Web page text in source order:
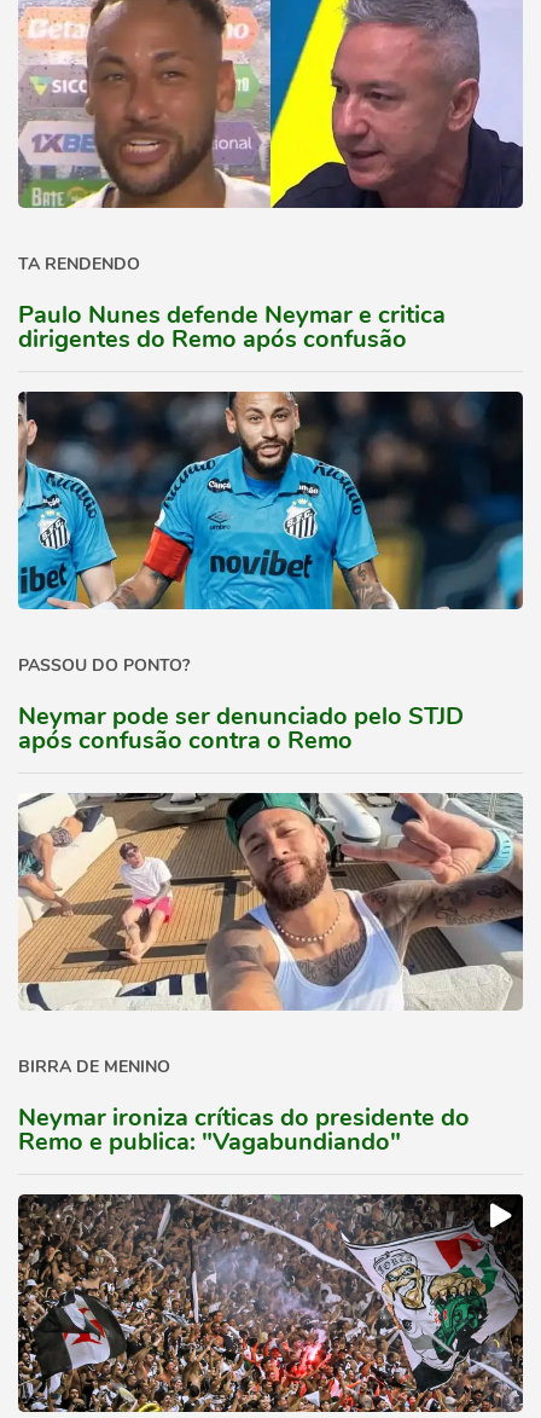
TA RENDENDO
Paulo Nunes defende Neymar e critica
dirigentes do Remo após confusão
PASSOU DO PONTO?
Neymar pode ser denunciado pelo STJD
após confusão contra o Remo
BIRRA DE MENINO
Neymar ironiza críticas do presidente do
Remo e publica: "Vagabundiando"